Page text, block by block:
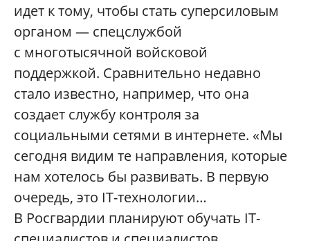
идет к тому, чтобы стать суперсиловым
органом — спецслужбой
с многотысячной войсковой
поддержкой. Сравнительно недавно
стало известно, например, что она
создает службу контроля за
социальными сетями в интернете. «Мы
сегодня видим те направления, которые
нам хотелось бы развивать. В первую
очередь, это IT-технологии…
В Росгвардии планируют обучать IT-